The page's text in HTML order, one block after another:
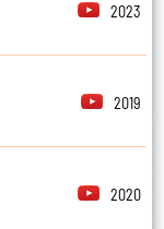
2023
2019
2020